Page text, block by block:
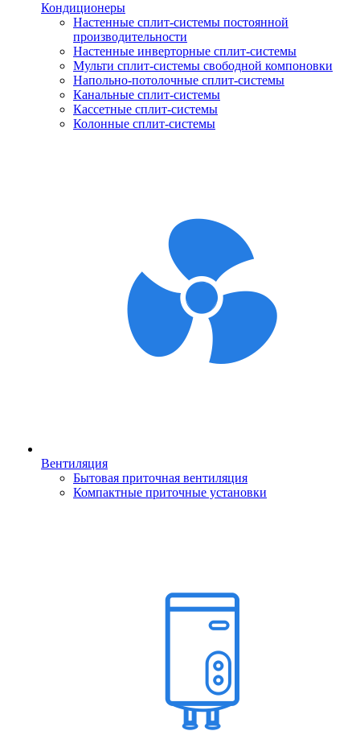
Кондиционеры
Настенные сплит-системы постоянной
производительности
Настенные инверторные сплит-системы
Мульти сплит-системы свободной компоновки
Напольно-потолочные сплит-системы
Канальные сплит-системы
Кассетные сплит-системы
Колонные сплит-системы
Вентиляция
Бытовая приточная вентиляция
Компактные приточные установки